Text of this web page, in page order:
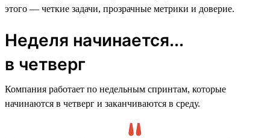
этого — четкие задачи, прозрачные метрики и доверие.
Неделя начинается...
в четверг
Компания работает по недельным спринтам, которые
начинаются в четверг и заканчиваются в среду.